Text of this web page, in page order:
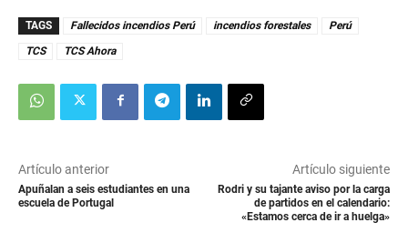
TAGS Fallecidos incendios Perú incendios forestales
Perú
TCS
TCS Ahora
Artículo anterior
Apuñalan a seis estudiantes en una
escuela de Portugal
Artículo siguiente
Rodri y su tajante aviso por la carga
de partidos en el calendario:
«Estamos cerca de ir a huelga»